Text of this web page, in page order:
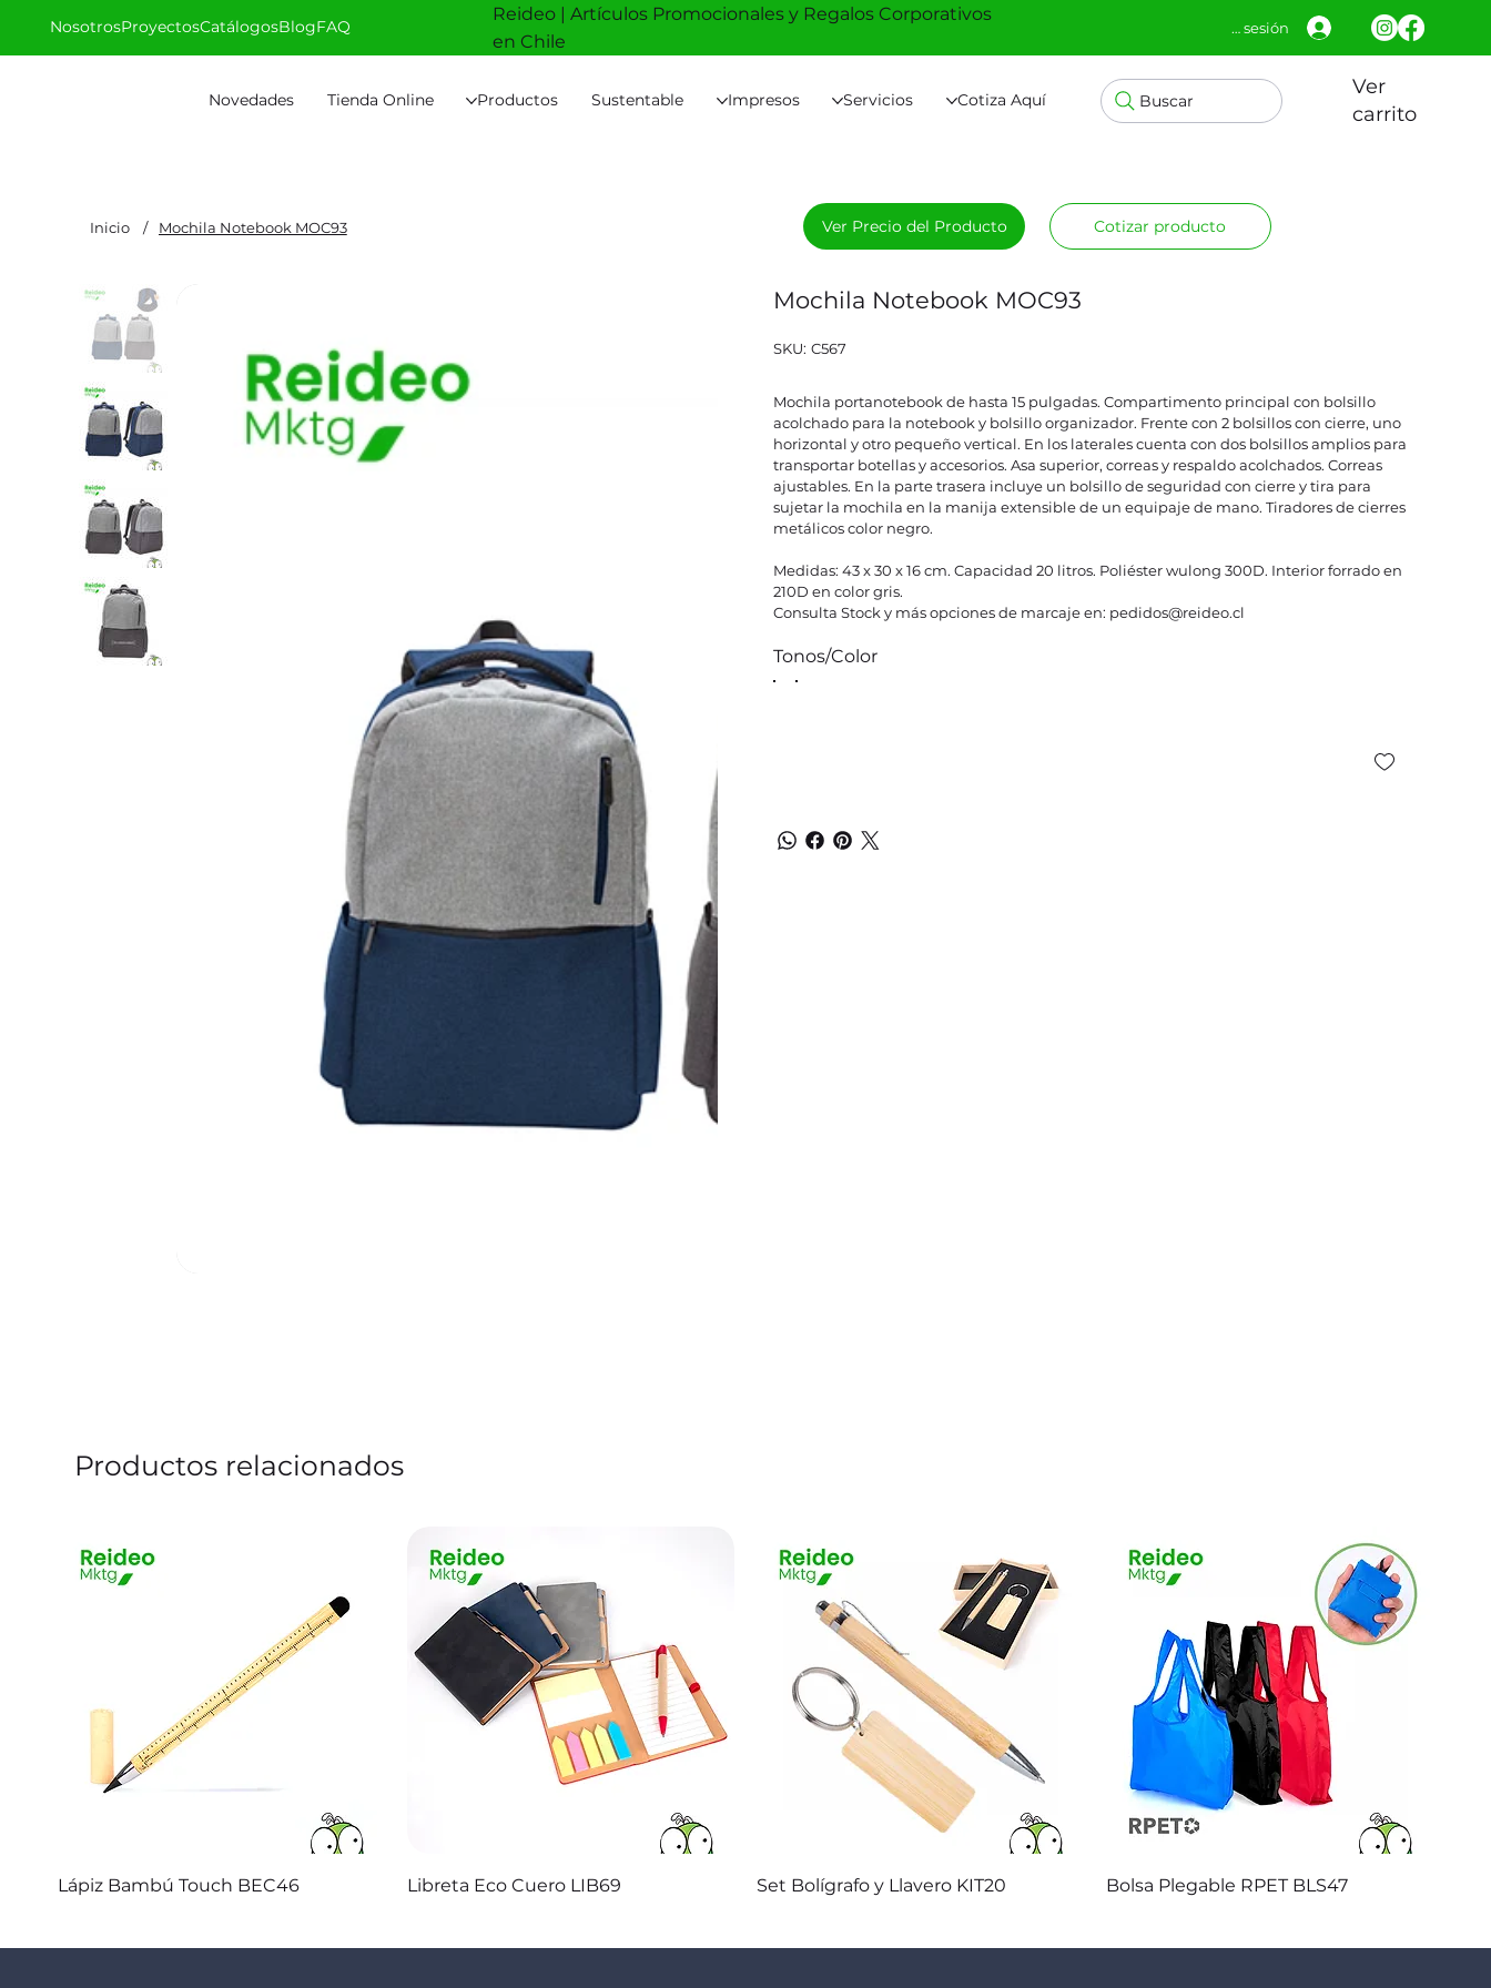
Novedades Tienda Online Productos Sustentable Impresos Servicios Cotiza Aquí Buscar
Ver
carrito
NosotrosProyectosCatálogosBlogFAQ
Reideo | Artículos Promocionales y Regalos Corporativos
en Chile
Iniciar sesión
Inicio / Mochila Notebook MOC93
Mochila Notebook MOC93
SKU: SKU
C567
C567
Mochila portanotebook de hasta 15 pulgadas. Compartimento principal con bolsillo
acolchado para la notebook y bolsillo organizador. Frente con 2 bolsillos con cierre, uno
horizontal y otro pequeño vertical. En los laterales cuenta con dos bolsillos amplios para
transportar botellas y accesorios. Asa superior, correas y respaldo acolchados. Correas
ajustables. En la parte trasera incluye un bolsillo de seguridad con cierre y tira para
sujetar la mochila en la manija extensible de un equipaje de mano. Tiradores de cierres
metálicos color negro.
Medidas: 43 x 30 x 16 cm. Capacidad 20 litros. Poliéster wulong 300D. Interior forrado en
210D en color gris.
Consulta Stock y más opciones de marcaje en: pedidos@reideo.cl
Tonos/Color
Ver Precio del Producto Cotizar producto
Productos relacionados
Vista rápida
Lápiz Bambú Touch BEC46 Vista rápida
Libreta Eco Cuero LIB69 Vista rápida
Set Bolígrafo y Llavero KIT20 Vista rápida
Bolsa Plegable RPET BLS47